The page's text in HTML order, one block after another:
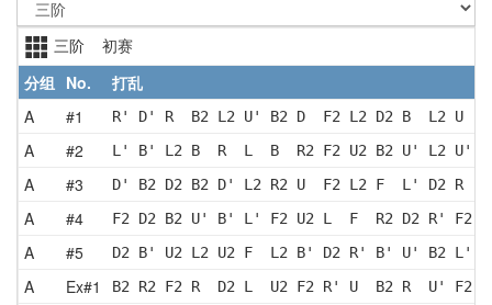
三阶 初赛
分组 No.
打乱
A
#1 R' D' R  B2 L2 U' B2 D  F2 L2 D2 B  L2 U
A #2 L' B' L2 B  R  L  B  R2 F2 U2 B2 U' L2 U'
A #3 D' B2 D2 B2 D' L2 R2 U  F2 L2 F  L' D2 R
A #4 F2 D2 B2 U' B' L' F2 U2 L  F  R2 D2 R' F2
A #5 D2 B' U2 L2 U2 F  L2 B' D2 R' B' U' B2 L'
A Ex#1 B2 R2 F2 R  D2 L  U2 F2 R' U  B2 R  U'